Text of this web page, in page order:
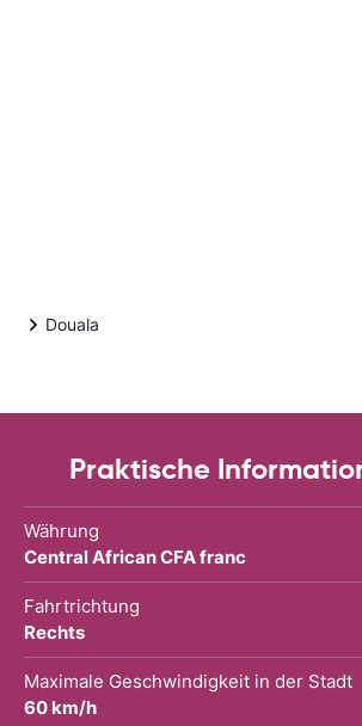
Douala
Praktische
Währung
Central African CFA franc
Fahrtrichtung
Rechts
Maximale Geschwindigkeit in der Stadt
60 km/h